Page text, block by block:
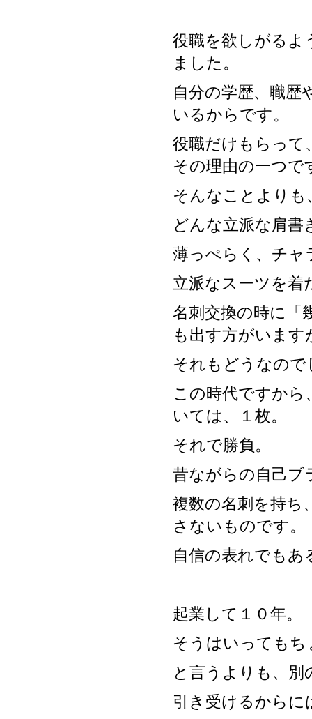
役職を欲しがるよ
ました。
自分の学歴、職歴
いるからです。
役職だけもらって
その理由の一つで
そんなことよりも
どんな立派な肩
薄っぺらく、チャ
立派なスーツを着
名刺交換の時に「
も出す方がいます
それもどうなので
この時代ですから
いては、１枚。
それで勝負。
昔ながらの自己ブ
複数の名刺を持ち
さないものです。
自信の表れでも
起業して１０年。
そうはいっても
と言うよりも、
引き受けるからに